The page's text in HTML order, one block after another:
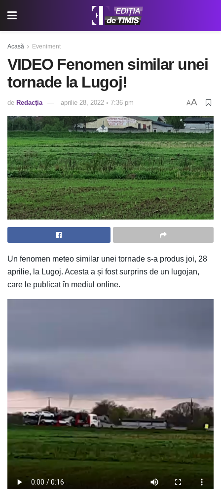
Acasă Eveniment
VIDEO Fenomen similar unei
tornade la Lugoj!
de Redacția aprilie 28, 2022 ◦ 7:36 pm AA
Un fenomen meteo similar unei tornade s-a produs joi, 28
aprilie, la Lugoj. Acesta a și fost surprins de un lugojan,
care le publicat în mediul online.